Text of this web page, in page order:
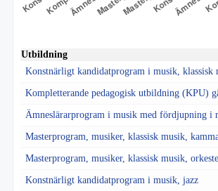
Utbildning
Konstnärligt kandidatprogram i musik, klassisk
Kompletterande pedagogisk utbildning (KPU)
Ämneslärarprogram i musik med fördjupning i
Masterprogram, musiker, klassisk musik,
Masterprogram, musiker, klassisk musik,
Konstnärligt kandidatprogram i musik, jazz